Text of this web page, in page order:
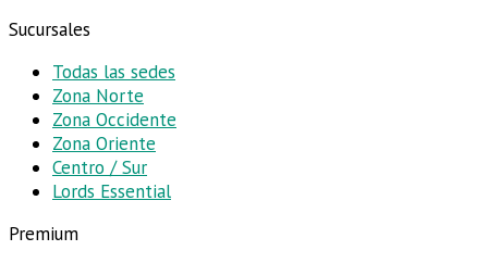
Sucursales
Todas las sedes
Zona Norte
Zona Occidente
Zona Oriente
Centro / Sur
Lords Essential
Premium